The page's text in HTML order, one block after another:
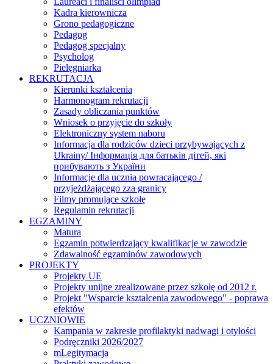
Kadra kierownicza
Grono pedagogiczne
Pedagog
Pedagog specjalny
Psycholog
Pielęgniarka
REKRUTACJA
Kierunki kształcenia
Harmonogram rekrutacji
Zasady obliczania punktów
Wniosek o przyjęcie do szkoły
Elektroniczny system naboru
Informacja dla rodziców dzieci przybywających z
Ukrainy/ Інформація для батьків дітей, які
прибувають з України
Informacje dla ucznia powracającego /
przyjeżdżającego zza granicy
Filmy promujące szkołę
Regulamin rekrutacji
EGZAMINY
Matura
Egzamin potwierdzający kwalifikacje w zawodzie
Zdawalność egzaminów zawodowych
PROJEKTY
Projekty UE
Projekty unijne zrealizowane przez szkołę od 2012 r.
Projekt "Wsparcie kształcenia zawodowego" - poprawa
efektów
UCZNIOWIE
Kampania w zakresie profilaktyki nadwagi i otyłości
Podręczniki 2026/2027
mLegitymacja